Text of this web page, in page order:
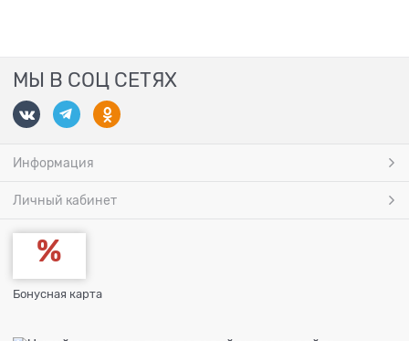
МЫ В СОЦ СЕТЯХ
Информация
Личный кабинет
Бонусная карта